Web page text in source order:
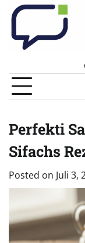
Skip
content
Perfekti
Sifachs
Posted on Juli 3,